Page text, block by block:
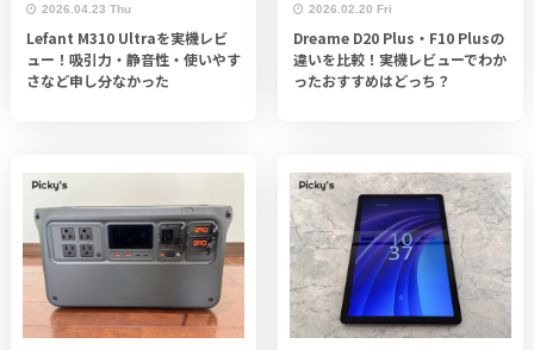
2026.04.23 Thu
Lefant M310 Ultraを実機レビ
ュー！吸引力・静音性・使いやす
さなど申し分なかった
2026.02.20 Fri
Dreame D20 Plus・F10 Plusの
違いを比較！実機レビューでわか
ったおすすめはどっち？